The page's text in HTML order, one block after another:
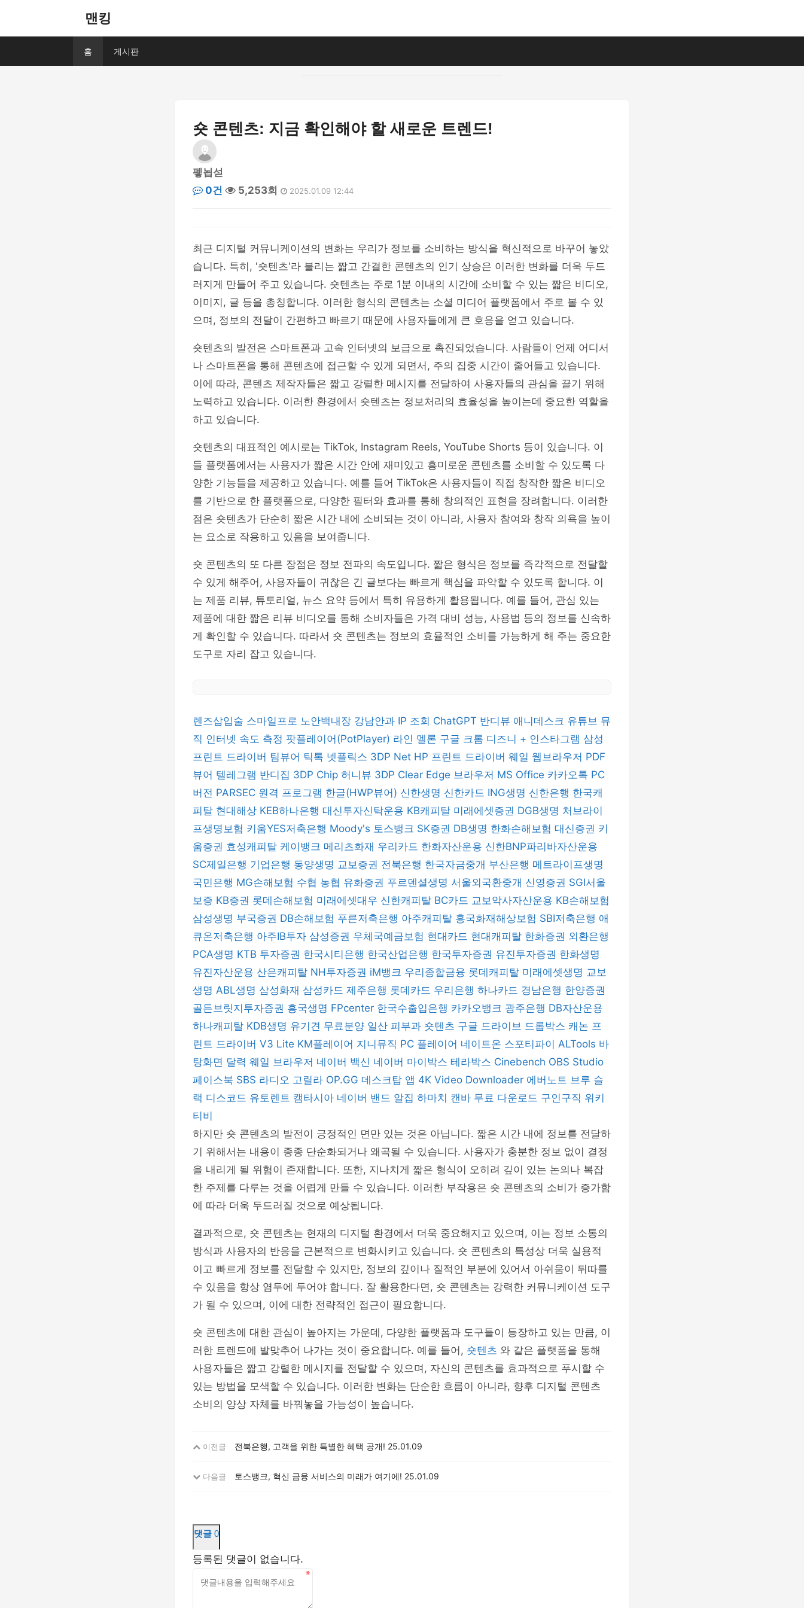
맨킹
홈 게시판
숏 콘텐츠: 지금 확인해야 할 새로운 트렌드!
펳뇝섣
0건
5,253회 2025.01.09 12:44
최근 디지털 커뮤니케이션의 변화는 우리가 정보를 소비하는 방식을 혁신적으로 바꾸어 놓았
습니다. 특히, '숏텐츠'라 불리는 짧고 간결한 콘텐츠의 인기 상승은 이러한 변화를 더욱 두드
러지게 만들어 주고 있습니다. 숏텐츠는 주로 1분 이내의 시간에 소비할 수 있는 짧은 비디오,
이미지, 글 등을 총칭합니다. 이러한 형식의 콘텐츠는 소셜 미디어 플랫폼에서 주로 볼 수 있
으며, 정보의 전달이 간편하고 빠르기 때문에 사용자들에게 큰 호응을 얻고 있습니다.
숏텐츠의 발전은 스마트폰과 고속 인터넷의 보급으로 촉진되었습니다. 사람들이 언제 어디서
나 스마트폰을 통해 콘텐츠에 접근할 수 있게 되면서, 주의 집중 시간이 줄어들고 있습니다.
이에 따라, 콘텐츠 제작자들은 짧고 강렬한 메시지를 전달하여 사용자들의 관심을 끌기 위해
노력하고 있습니다. 이러한 환경에서 숏텐츠는 정보처리의 효율성을 높이는데 중요한 역할을
하고 있습니다.
숏텐츠의 대표적인 예시로는 TikTok, Instagram Reels, YouTube Shorts 등이 있습니다. 이
들 플랫폼에서는 사용자가 짧은 시간 안에 재미있고 흥미로운 콘텐츠를 소비할 수 있도록 다
양한 기능들을 제공하고 있습니다. 예를 들어 TikTok은 사용자들이 직접 창작한 짧은 비디오
를 기반으로 한 플랫폼으로, 다양한 필터와 효과를 통해 창의적인 표현을 장려합니다. 이러한
점은 숏텐츠가 단순히 짧은 시간 내에 소비되는 것이 아니라, 사용자 참여와 창작 의욕을 높이
는 요소로 작용하고 있음을 보여줍니다.
숏 콘텐츠의 또 다른 장점은 정보 전파의 속도입니다. 짧은 형식은 정보를 즉각적으로 전달할
수 있게 해주어, 사용자들이 귀찮은 긴 글보다는 빠르게 핵심을 파악할 수 있도록 합니다. 이
는 제품 리뷰, 튜토리얼, 뉴스 요약 등에서 특히 유용하게 활용됩니다. 예를 들어, 관심 있는
제품에 대한 짧은 리뷰 비디오를 통해 소비자들은 가격 대비 성능, 사용법 등의 정보를 신속하
게 확인할 수 있습니다. 따라서 숏 콘텐츠는 정보의 효율적인 소비를 가능하게 해 주는 중요한
도구로 자리 잡고 있습니다.
렌즈삽입술 스마일프로 노안백내장 강남안과 IP 조회 ChatGPT 반디뷰 애니데스크 유튜브 뮤
직 인터넷 속도 측정 팟플레이어(PotPlayer) 라인 멜론 구글 크롬 디즈니 + 인스타그램 삼성
프린트 드라이버 팀뷰어 틱톡 넷플릭스 3DP Net HP 프린트 드라이버 웨일 웹브라우저 PDF
뷰어 텔레그램 반디집 3DP Chip 허니뷰 3DP Clear Edge 브라우저 MS Office 카카오톡 PC
버전 PARSEC 원격 프로그램 한글(HWP뷰어) 신한생명 신한카드 ING생명 신한은행 한국캐
피탈 현대해상 KEB하나은행 대신투자신탁운용 KB캐피탈 미래에셋증권 DGB생명 처브라이
프생명보험 키움YES저축은행 Moody's 토스뱅크 SK증권 DB생명 한화손해보험 대신증권 키
움증권 효성캐피탈 케이뱅크 메리츠화재 우리카드 한화자산운용 신한BNP파리바자산운용
SC제일은행 기업은행 동양생명 교보증권 전북은행 한국자금중개 부산은행 메트라이프생명
국민은행 MG손해보험 수협 농협 유화증권 푸르덴셜생명 서울외국환중개 신영증권 SGI서울
보증 KB증권 롯데손해보험 미래에셋대우 신한캐피탈 BC카드 교보악사자산운용 KB손해보험
삼성생명 부국증권 DB손해보험 푸른저축은행 아주캐피탈 흥국화재해상보험 SBI저축은행 애
큐온저축은행 아주IB투자 삼성증권 우체국예금보험 현대카드 현대캐피탈 한화증권 외환은행
PCA생명 KTB 투자증권 한국시티은행 한국산업은행 한국투자증권 유진투자증권 한화생명
유진자산운용 산은캐피탈 NH투자증권 iM뱅크 우리종합금융 롯데캐피탈 미래에셋생명 교보
생명 ABL생명 삼성화재 삼성카드 제주은행 롯데카드 우리은행 하나카드 경남은행 한양증권
골든브릿지투자증권 흥국생명 FPcenter 한국수출입은행 카카오뱅크 광주은행 DB자산운용
하나캐피탈 KDB생명 유기견 무료분양 일산 피부과 숏텐츠 구글 드라이브 드롭박스 캐논 프
린트 드라이버 V3 Lite KM플레이어 지니뮤직 PC 플레이어 네이트온 스포티파이 ALTools 바
탕화면 달력 웨일 브라우저 네이버 백신 네이버 마이박스 테라박스 Cinebench OBS Studio
페이스북 SBS 라디오 고릴라 OP.GG 데스크탑 앱 4K Video Downloader 에버노트 브루 슬
랙 디스코드 유토렌트 캠타시아 네이버 밴드 알집 하마치 캔바 무료 다운로드 구인구직 위키
티비
하지만 숏 콘텐츠의 발전이 긍정적인 면만 있는 것은 아닙니다. 짧은 시간 내에 정보를 전달하
기 위해서는 내용이 종종 단순화되거나 왜곡될 수 있습니다. 사용자가 충분한 정보 없이 결정
을 내리게 될 위험이 존재합니다. 또한, 지나치게 짧은 형식이 오히려 깊이 있는 논의나 복잡
한 주제를 다루는 것을 어렵게 만들 수 있습니다. 이러한 부작용은 숏 콘텐츠의 소비가 증가함
에 따라 더욱 두드러질 것으로 예상됩니다.
결과적으로, 숏 콘텐츠는 현재의 디지털 환경에서 더욱 중요해지고 있으며, 이는 정보 소통의
방식과 사용자의 반응을 근본적으로 변화시키고 있습니다. 숏 콘텐츠의 특성상 더욱 실용적
이고 빠르게 정보를 전달할 수 있지만, 정보의 깊이나 질적인 부분에 있어서 아쉬움이 뒤따를
수 있음을 항상 염두에 두어야 합니다. 잘 활용한다면, 숏 콘텐츠는 강력한 커뮤니케이션 도구
가 될 수 있으며, 이에 대한 전략적인 접근이 필요합니다.
숏 콘텐츠에 대한 관심이 높아지는 가운데, 다양한 플랫폼과 도구들이 등장하고 있는 만큼, 이
러한 트렌드에 발맞추어 나가는 것이 중요합니다. 예를 들어, 숏텐츠 와 같은 플랫폼을 통해
사용자들은 짧고 강렬한 메시지를 전달할 수 있으며, 자신의 콘텐츠를 효과적으로 푸시할 수
있는 방법을 모색할 수 있습니다. 이러한 변화는 단순한 흐름이 아니라, 향후 디지털 콘텐츠
소비의 양상 자체를 바꿔놓을 가능성이 높습니다.
이전글 전북은행, 고객을 위한 특별한 혜택 공개! 25.01.09
다음글 토스뱅크, 혁신 금융 서비스의 미래가 여기에! 25.01.09
댓글 0
등록된 댓글이 없습니다.